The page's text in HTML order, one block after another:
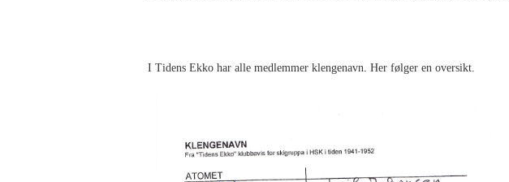
I Tidens Ekko har alle medlemmer klengenavn. Her følger en oversikt.